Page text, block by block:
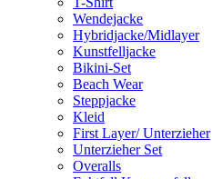
Wendejacke
Hybridjacke/Midlayer
Kunstfelljacke
Bikini-Set
Beach Wear
Steppjacke
Kleid
First Layer/ Unterzieher
Unterzieher Set
Overalls